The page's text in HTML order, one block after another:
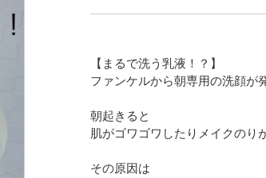
【まるで洗う乳液！？】
ファンケルから朝専用の洗顔が
朝起きると
肌がゴワゴワしたりメイクのり
その原因は